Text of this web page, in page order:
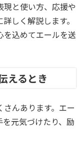
現と使い方、応援や
しく解説します。
込めてエールを送
えるとき
んあります。エー
元気づけたり、励